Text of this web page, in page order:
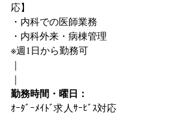
応】
・内科での医師業務
・内科外来・病棟管理
※週1日から勤務可
｜
｜
勤務時間・曜日：
ｵｰﾀﾞｰﾒｲﾄﾞ求人ｻｰﾋﾞｽ対応